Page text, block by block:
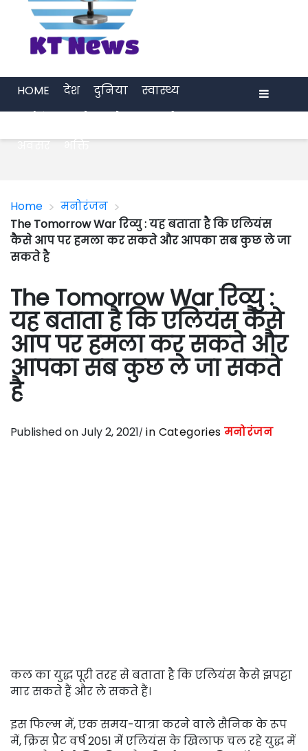
HOME देश दुनिया
स्वास्थ्य
अवसर
भक्ति
Home > मनोरंजन >
The Tomorrow War रिव्यु : यह बताता है कि एलियंस
कैसे आप पर हमला कर सकते और आपका सब कुछ ले जा
सकते है
The Tomorrow War रिव्यु :
यह बताता है कि एलियंस कैसे
आप पर हमला कर सकते और
आपका सब कुछ ले जा सकते
है
Published on July 2, 2021 in Categories मनोरंजन
कल का युद्ध पूरी तरह से बताता है कि एलियंस कैसे झपट्टा
मार सकते हैं और ले सकते हैं।
इस फिल्म में, एक समय-यात्रा करने वाले सैनिक के रूप
में, क्रिस प्रैट वर्ष 2051 में एलियंस के खिलाफ चल रहे युद्ध में